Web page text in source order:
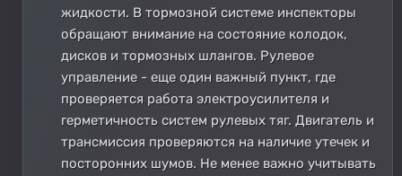
жидкости. В тормозной системе инспекторы
обращают внимание на состояние колодок,
дисков и тормозных шлангов. Рулевое
управление - еще один важный пункт, где
проверяется работа электроусилителя и
герметичность систем рулевых тяг. Двигатель и
трансмиссия проверяются на наличие утечек и
посторонних шумов. Не менее важно учитывать